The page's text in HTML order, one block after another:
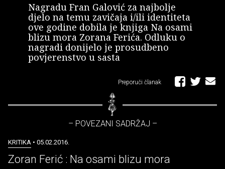
Nagradu Fran Galović za najbolje
djelo na temu zavičaja i/ili identiteta
ove godine dobila je knjiga Na osami
blizu mora Zorana Ferića. Odluku o
nagradi donijelo je prosudbeno
povjerenstvo u sasta
Preporuči članak
– POVEZANI SADRŽAJ –
KRITIKA • 05.02.2016.
Zoran Ferić : Na osami blizu mora